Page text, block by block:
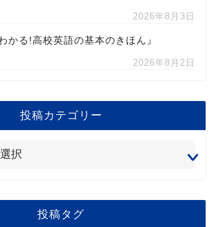
2026年8月3日
かる!高校英語の基本のきほん』
2026年8月2日
投稿カテゴリー
投稿タグ